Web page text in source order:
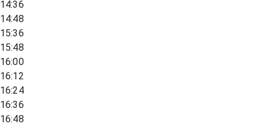
14:36
14:48
15:36
15:48
16:00
16:12
16:24
16:36
16:48